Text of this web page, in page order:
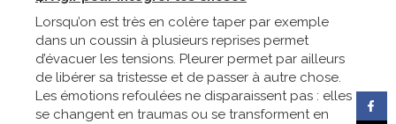
Lorsqu’on est très en colère taper par exemple
dans un coussin à plusieurs reprises permet
d’évacuer les tensions. Pleurer permet par ailleurs
de libérer sa tristesse et de passer à autre chose.
Les émotions refoulées ne disparaissent pas : elles
se changent en traumas ou se transforment en